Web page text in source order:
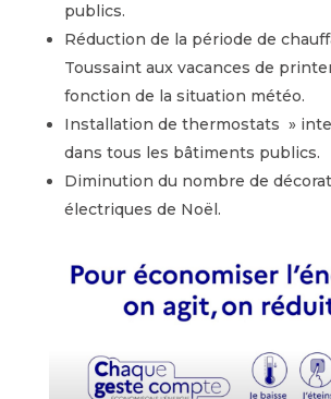
publics.
Réduction de la période de
Toussaint aux vacances de
fonction de la situation météo.
Installation de thermostats »
dans tous les bâtiments publics.
Diminution du nombre de
électriques de Noël.